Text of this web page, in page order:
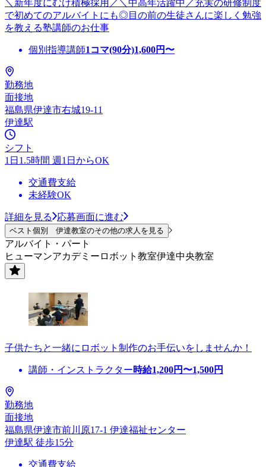
＼新年度にむけ積極採用／＼中高年活躍中／充実の研修制度
で初めてのアルバイトにも◎目の前の生徒さんに楽しく勉強
を教える塾講師のお仕事
個別指導講師1コマ(90分)1,600円〜
勤務地
面接地
福島県伊達市右城19-11
伊達駅
シフト
1日1.5時間 週1日からOK
交通費支給
未経験OK
詳細を見る 応募画面に進む
ベスト個別 伊達教室のその他の求人を見る
アルバイト・パート
ヒューマンアカデミーロボット教室伊達中央教室
子供たちと一緒にロボット制作のお手伝いをしませんか！
講師・インストラクター時給1,200円〜1,500円
勤務地
面接地
福島県伊達市前川原17-1 伊達福祉センター
伊達駅 徒歩15分
交通費支給